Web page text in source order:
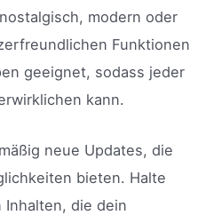
modern oder
Funktionen
geeignet, sodass jeder
kann.
neue Updates, die
bieten. Halte
Inhalten, die dein